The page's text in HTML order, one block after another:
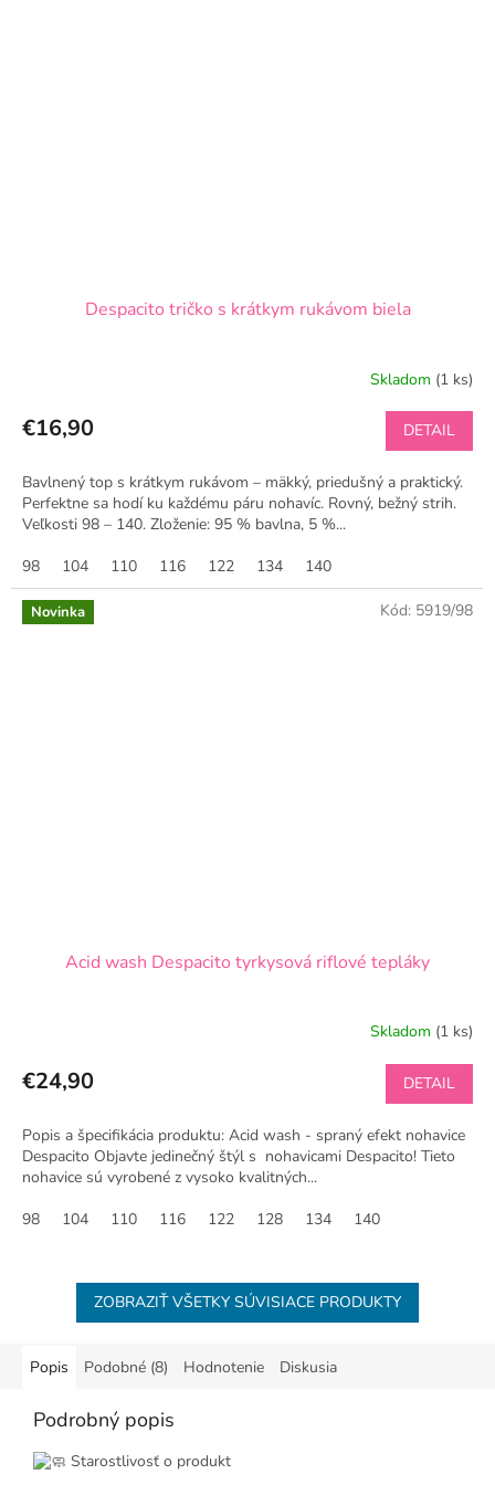
Despacito tričko s krátkym rukávom biela
Skladom (1 ks)
€16,90 DETAIL
Bavlnený top s krátkym rukávom – mäkký, priedušný a praktický.
Perfektne sa hodí ku každému páru nohavíc. Rovný, bežný strih.
Veľkosti 98 – 140. Zloženie: 95 % bavlna, 5 %...
98
104 110 116 122 134 140
Novinka
Acid wash Despacito tyrkysová riflové tepláky
Skladom (1 ks)
€24,90 DETAIL
Popis a špecifikácia produktu: Acid wash - spraný efekt nohavice
Despacito Objavte jedinečný štýl s nohavicami Despacito! Tieto
nohavice sú vyrobené z vysoko kvalitných...
98
104 110 116 122 128 134 140
Kód: 5919/98
ZOBRAZIŤ VŠETKY SÚVISIACE PRODUKTY
Popis Podobné (8) Hodnotenie Diskusia
Podrobný popis
Starostlivosť o produkt